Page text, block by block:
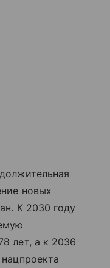
новых
К 2030 году
лет, а к 2036